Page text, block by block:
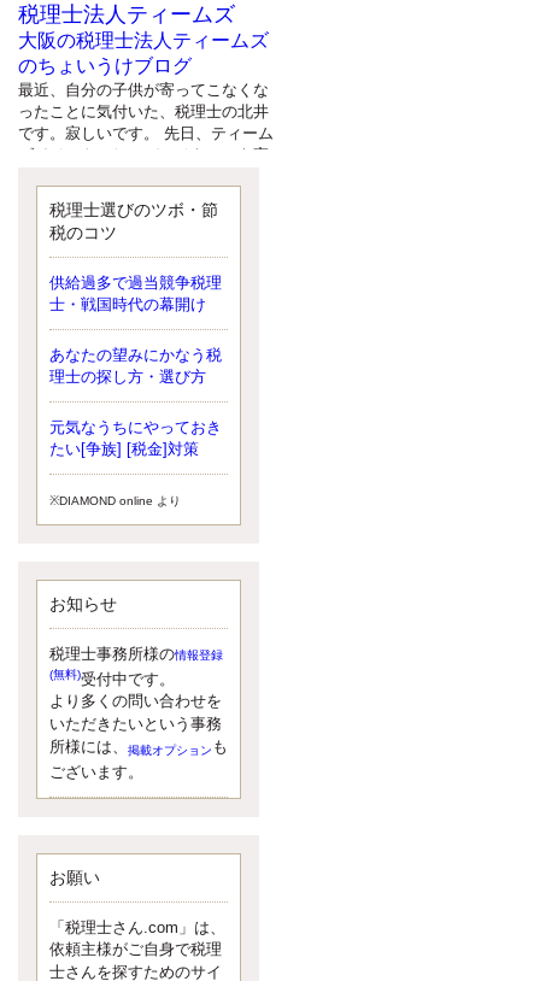
税理士法人ティームズ
大阪の税理士法人ティームズ
のちょいうけブログ
最近、自分の子供が寄ってこなくな
ったことに気付いた、税理士の北井
です。寂しいです。 先日、ティーム
ズイベントとしてバーベキューを実
と思いましたが、そこはセンスある
後のブロガーに任せようと思いま
更新:2017年5月1日(大阪市北区)
---------------------
サクセス会計事務所
サクセス税理士のお役立ちブ
ログ
平成２７年１月１日以降開始の相続
より、相続税の基礎控除額（相続税
が課税されない遺産の上限額）が縮
小されたため、お亡くなりになった
更新:2017年5月1日(大阪市中央区)
---------------------
湘南のぽっちゃり女性税理士
松村文子と湘南ＢＵ
また最近、税理士試験のご相談を受
けることおおくなりました。受験申
し込み受け付け開始になるからです
ね。勉強したが、中途半端なので、
受験が無駄に思っている人もいるよ
うです。まず、私ならダメと思う前
に、全力で勝負してみたいです！
更新:2017年5月1日(神奈川県藤沢市)
---------------------
イクメン税理士による税金ブ
ログです。
なくて七クセ 目は口ほどにモノを言
う 色んなことわざがありますが、無
意識に出ている身体のサイン。 心理
学では、ちゃんと意味があるようで
税理士選びのツボ・節
税のコツ
供給過多で過当競争税理
士・戦国時代の幕開け
あなたの望みにかなう税
理士の探し方・選び方
元気なうちにやっておき
たい[争族] [税金]対策
※DIAMOND online より
お知らせ
税理士事務所様の情報登録
(無料)受付中です。
より多くの問い合わせを
いただきたいという事務
所様には、
掲載オプション も
ございます。
お願い
「税理士さん.com」は、
依頼主様がご自身で税理
士さんを探すためのサイ